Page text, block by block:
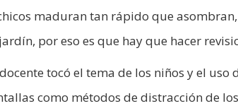
maduran tan rápido que
por eso es que hay que hacer
tocó el tema de los niños y el
como métodos de distracción de